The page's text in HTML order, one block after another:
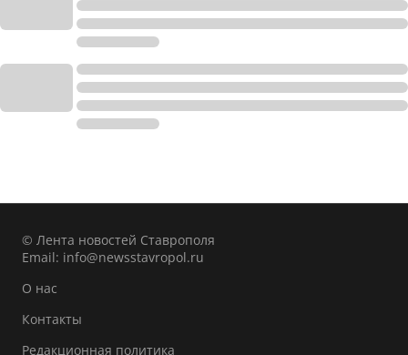
© Лента новостей Ставрополя
Email: info@newsstavropol.ru
О нас
Контакты
Редакционная политика